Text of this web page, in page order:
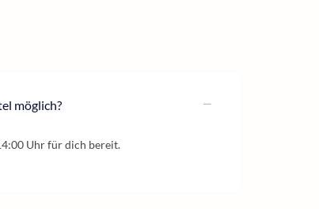
möglich?
Uhr für dich bereit.